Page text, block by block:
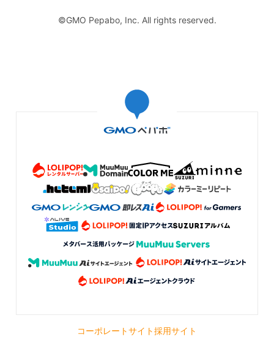
©GMO Pepabo, Inc. All rights reserved.
コーポレートサイト採用サイト